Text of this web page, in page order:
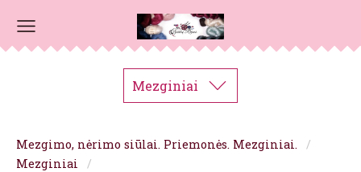
Mezginiai
Mezgimo, nėrimo siūlai. Priemonės. Mezginiai.
Mezginiai